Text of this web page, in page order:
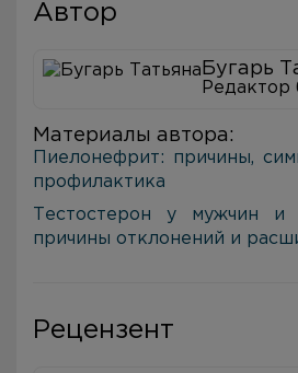
Автор
Бугарь
Редактор
Материалы автора:
Пиелонефрит: причины,
профилактика
Тестостерон у мужчин
причины отклонений и
Рецензент